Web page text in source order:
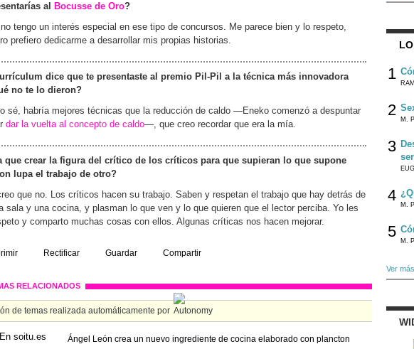
al Bocusse de Oro?
tengo un interés especial en ese tipo de concursos. Me parece bien y lo respeto,
prefiero dedicarme a desarrollar mis propias historias.
dice que te presentaste al premio Pil-Pil a la técnica más innovadora
no te lo dieron?
sé, habría mejores técnicas que la reducción de caldo —Eneko comenzó a despuntar
dar la vuelta al concepto de caldo—, que creo recordar que era la mía.
que crear la figura del crítico de los críticos para que supieran lo que supone
lupa el trabajo de otro?
que no. Los críticos hacen su trabajo. Saben y respetan el trabajo que hay detrás de
sala y una cocina, y plasman lo que ven y lo que quieren que el lector perciba. Yo les
y comparto muchas cosas con ellos. Algunas críticas nos hacen mejorar.
Rectificar Guardar Compartir
RELACIONADOS
de temas realizada automáticamente por
En soitu.es Ángel León crea un nuevo ingrediente de cocina elaborado con plancton
1
2
M.
3
4
M.
5
M.
Ver más